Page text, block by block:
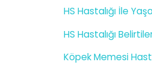
HS Hastalığı İle
HS Hastalığı
Köpek Memesi